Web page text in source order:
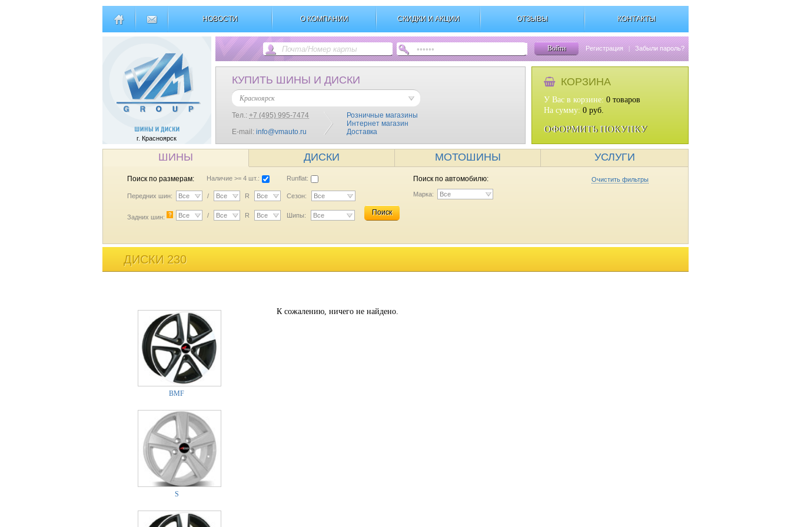
НОВОСТИ О КОМПАНИИ СКИДКИ И АКЦИИ ОТЗЫВЫ КОНТАКТЫ
г. Красноярск
Войти Регистрация | Забыли пароль?
КУПИТЬ ШИНЫ И ДИСКИ
Красноярск
Тел.: +7 (495) 995-7474
E-mail: info@vmauto.ru
Розничные магазины
Интернет магазин
Доставка
КОРЗИНА
У Вас в корзине: 0 товаров
На сумму: 0 руб.
ОФОРМИТЬ ПОКУПКУ
ШИНЫ ДИСКИ МОТОШИНЫ УСЛУГИ
Поиск по размерам: Наличие >= 4 шт.: Runflat:
Передних шин: Все / Все R Все Сезон: Все
Задних шин: ? Все / Все R Все Шипы: Все Поиск
Поиск по автомобилю: Очистить фильтры
Марка: Все
ДИСКИ 230
BMF
S
К сожалению, ничего не найдено.